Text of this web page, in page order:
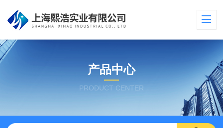
产品中心
PRODUCT CENTER